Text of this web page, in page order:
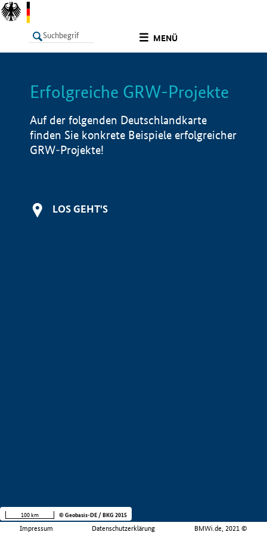
MENÜ
LISTE Info
Erfolgreiche GRW-Projekte
Auf der folgenden Deutschlandkarte
finden Sie konkrete Beispiele erfolgreicher
GRW-Projekte!
LOS GEHT'S
Impressum Datenschutzerklärung BMWi.de, 2021 ©
100 km © Geobasis-DE / BKG 2015